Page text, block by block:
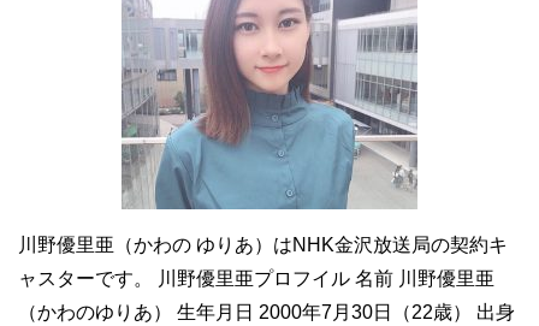
川野優里亜（かわの ゆりあ）はNHK金沢放送局の契約キ
ャスターです。 川野優里亜プロフイル 名前 川野優里亜
（かわのゆりあ） 生年月日 2000年7月30日（22歳） 出身